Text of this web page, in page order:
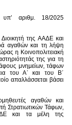
αριθμ. 18/2025
της ΑΑΔΕ και
αγαθών και τη λήψη
η Κοινοπολιτειακή
της για τη
μνημείων, τάφων
του Α΄ και του Β΄
απαλλάσσεται βάσει
αγαθών και
Στρατιωτικών Τάφων,
και τα μέλη της